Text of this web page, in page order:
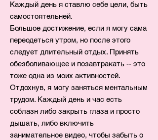
Каждый день я ставлю себе цели, быть
самостоятельней.
Большое достижение, если я могу сама
переодеться утром, но после этого
следует длительный отдых. Принять
обезболивающее и позавтракать -- это
тоже одна из моих активностей.
Отдохнув, я могу заняться ментальным
трудом. Каждый день и час есть
соблазн либо закрыть глаза и просто
дышать, либо включить
занимательное видео, чтобы забыть о